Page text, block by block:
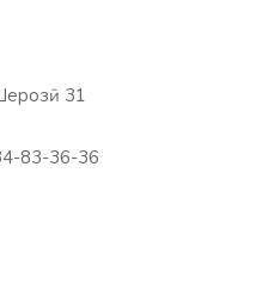
31
83-36-36